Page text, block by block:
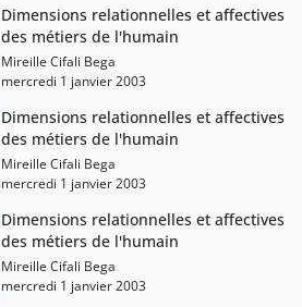
Dimensions relationnelles et affectives
des métiers de l'humain
Mireille Cifali Bega
mercredi 1 janvier 2003
Dimensions relationnelles et affectives
des métiers de l'humain
Mireille Cifali Bega
mercredi 1 janvier 2003
Dimensions relationnelles et affectives
des métiers de l'humain
Mireille Cifali Bega
mercredi 1 janvier 2003